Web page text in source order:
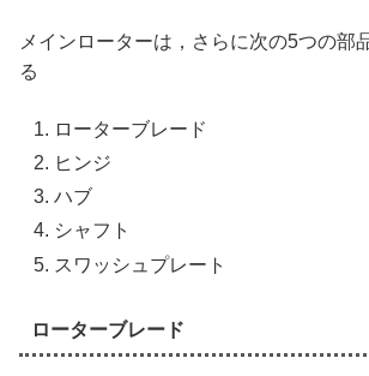
メインローターは，さらに次の5つの部
る
ローターブレード
ヒンジ
ハブ
シャフト
スワッシュプレート
ローターブレード